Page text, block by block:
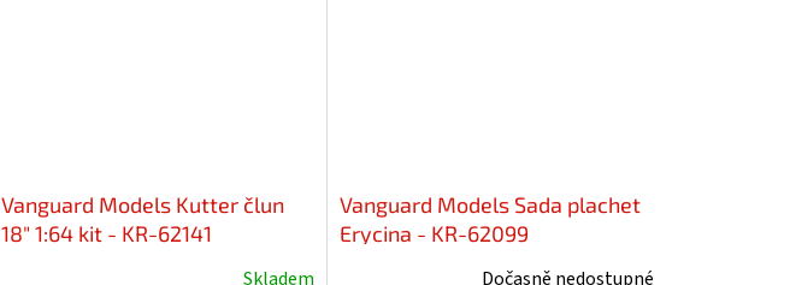
Vanguard Models Kutter člun
18" 1:64 kit - KR-62141
Skladem
Vanguard Models Sada plachet
Erycina - KR-62099
Dočasně nedostupné